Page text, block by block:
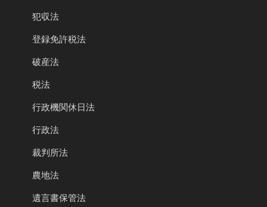
犯収法
登録免許税法
破産法
税法
行政機関休日法
行政法
裁判所法
農地法
遺言書保管法